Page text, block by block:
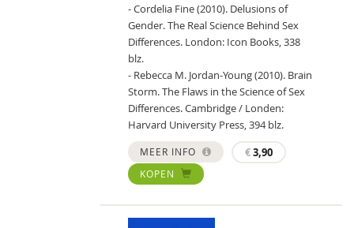
- Cordelia Fine (2010). Delusions of
Gender. The Real Science Behind Sex
Differences. London: Icon Books, 338
blz.
- Rebecca M. Jordan-Young (2010). Brain
Storm. The Flaws in the Science of Sex
Differences. Cambridge / Londen:
Harvard University Press, 394 blz.
MEER INFO €3,90
KOPEN